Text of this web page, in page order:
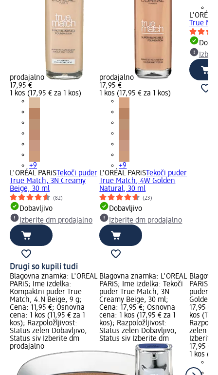
prodajalno
17,95 €
1 kos (17,95 € za 1 kos)
+9
L'ORÉAL PARiSTekoči puder
True Match, 3N Creamy
Beige, 30 ml
(82)
Dobavljivo
Izberite dm prodajalno
prodajalno
17,95 €
1 kos (17,95 € za 1 kos)
+9
L'ORÉAL PARiSTekoči puder
True Match, 4W Golden
Natural, 30 ml
(23)
Dobavljivo
Izberite dm prodajalno
L'ORÉAL
True
Drugi so kupili tudi
Blagovna znamka: L'ORÉAL
PARiS; Ime izdelka:
Kompaktni puder True
Match, 4.N Beige, 9 g;
Cena: 11,95 €; Osnovna
cena: 1 kos (11,95 € za 1
kos); Razpoložljivost:
Status zelen Dobavljivo,
Status siv Izberite dm
prodajalno
Blagovna znamka: L'ORÉAL
PARiS; Ime izdelka: Tekoči
puder True Match, 3N
Creamy Beige, 30 ml;
Cena: 17,95 €; Osnovna
cena: 1 kos (17,95 € za 1
kos); Razpoložljivost:
Status zelen Dobavljivo,
Status siv Izberite dm
PARiS;
puder
Golden
17,95 €;
kos
zelen
Izberite
17,95 €
1 kos